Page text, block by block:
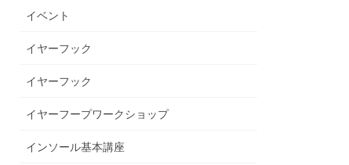
イベント
イヤーフック
イヤーフック
イヤーフープワークショップ
インソール基本講座